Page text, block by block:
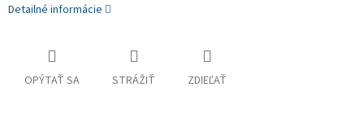
Detailné informácie
OPÝTAŤ SA STRÁŽIŤ ZDIEĽAŤ